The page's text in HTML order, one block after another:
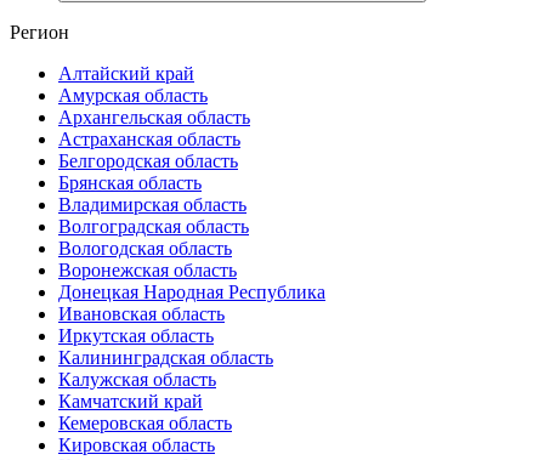
Регион
Алтайский край
Амурская область
Архангельская область
Астраханская область
Белгородская область
Брянская область
Владимирская область
Волгоградская область
Вологодская область
Воронежская область
Донецкая Народная Республика
Ивановская область
Иркутская область
Калининградская область
Калужская область
Камчатский край
Кемеровская область
Кировская область